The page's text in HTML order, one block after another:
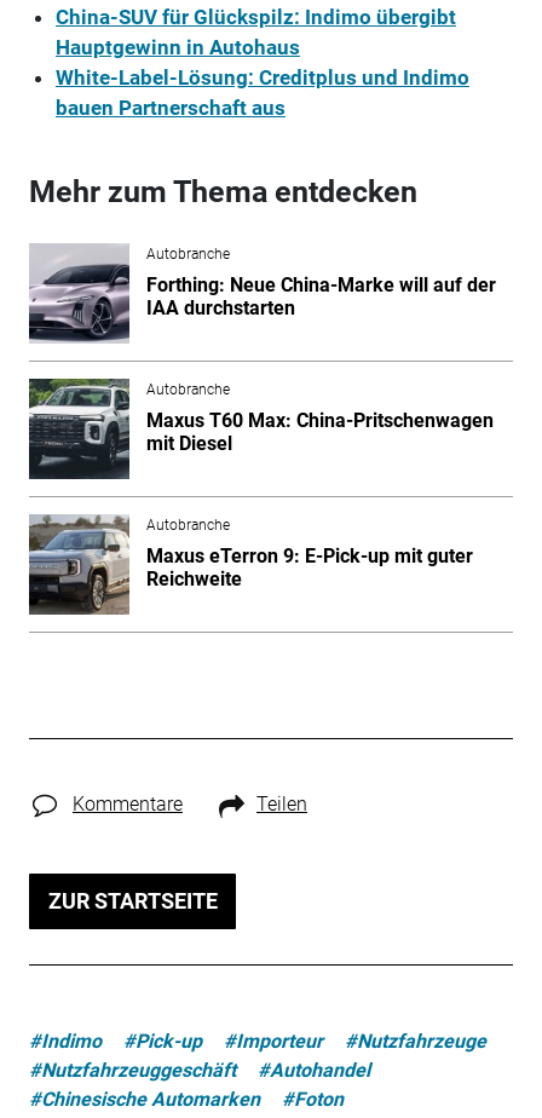
China-SUV für Glückspilz: Indimo übergibt
Hauptgewinn in Autohaus
White-Label-Lösung: Creditplus und Indimo
bauen Partnerschaft aus
Mehr zum Thema entdecken
Autobranche
Forthing: Neue China-Marke will auf der
IAA durchstarten
Autobranche
Maxus T60 Max: China-Pritschenwagen
mit Diesel
Autobranche
Maxus eTerron 9: E-Pick-up mit guter
Reichweite
Kommentare Teilen
ZUR STARTSEITE
#Indimo #Pick-up #Importeur
#Nutzfahrzeuge
#Nutzfahrzeuggeschäft
#Autohandel
#Chinesische Automarken
#Foton